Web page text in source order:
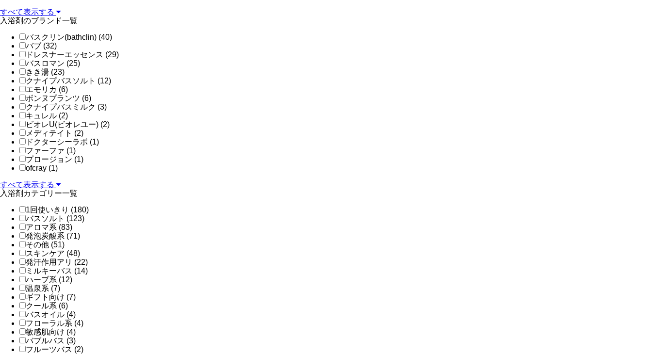
すべて表示する
入浴剤のブランド一覧
バスクリン(bathclin) (40)
バブ (32)
ドレスナーエッセンス (29)
バスロマン (25)
きき湯 (23)
クナイプバスソルト (12)
エモリカ (6)
ボンヌプランツ (6)
クナイプバスミルク (3)
キュレル (2)
ビオレU(ビオレユー) (2)
メディテイト (2)
ドクターシーラボ (1)
ファーファ (1)
プロージョン (1)
ofcray (1)
すべて表示する
入浴剤カテゴリー一覧
1回使いきり (180)
バスソルト (123)
アロマ系 (83)
発泡炭酸系 (71)
その他 (51)
スキンケア (48)
発汗作用アリ (22)
ミルキーバス (14)
ハーブ系 (12)
温泉系 (7)
ギフト向け (7)
クール系 (6)
バスオイル (4)
フローラル系 (4)
敏感肌向け (4)
バブルバス (3)
フルーツバス (2)